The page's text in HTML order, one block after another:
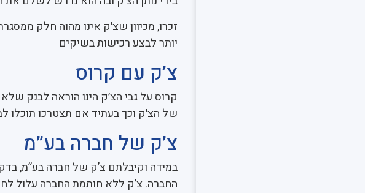
זכרו, מכיוון שצ׳ק אינו מהוה חלק
יותר לבצע רכישות בשיקים
צ’ק עם קרוס
קרוס על גבי הצ׳ק הינו הוראה לבנק
של הצ׳ק וכך בעתיד אם תצטרכו
צ’ק של חברה בע”מ
במידה וקיבלתם צ’ק של חברה בע”מ,
החברה. צ’ק ללא חותמת החברה עלול